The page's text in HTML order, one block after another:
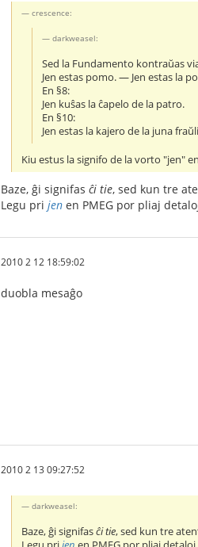
crescence:
darkweasel:
Sed la Fundamento kontraŭas
Jen estas pomo. ― Jen estas la
En §8:
Jen kuŝas la ĉapelo de la patro.
En §10:
Jen estas la kajero de la juna
Kiu estus la signifo de la vorto "jen"
Baze, ĝi signifas ĉi tie, sed kun tre
Legu pri jen en PMEG por pliaj
2010 2 12 18:59:02
duobla mesaĝo
2010 2 13 09:27:52
darkweasel:
Baze, ĝi signifasĉi tie, sed kun tre